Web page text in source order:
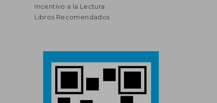
Incentivo a la Lectura
Libros Recomendados